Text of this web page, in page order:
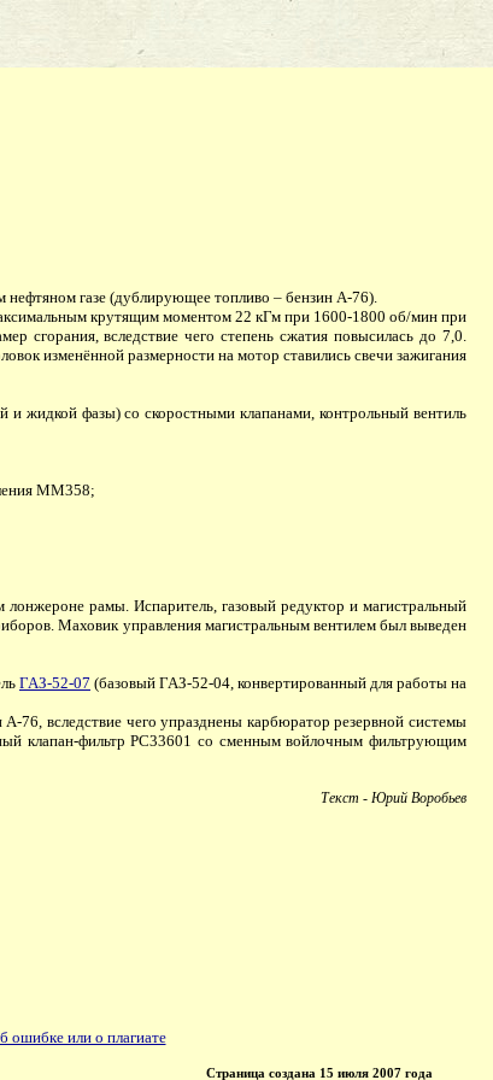
газе (дублирующее топливо – бензин А-76).
крутящим моментом 22 кГм при 1600-1800 об/мин при
сгорания, вследствие чего степень сжатия повысилась до 7,0.
изменённой размерности на мотор ставились свечи зажигания
жидкой фазы) со скоростными клапанами, контрольный вентиль
ММ358;
рамы. Испаритель, газовый редуктор и магистральный
Маховик управления магистральным вентилем был выведен
ГАЗ-52-07 (базовый ГАЗ-52-04, конвертированный для работы на
76, вследствие чего упразднены карбюратор резервной системы
клапан-фильтр РС33601 со сменным войлочным фильтрующим
Текст - Юрий Воробьев
ошибке или о плагиате
Страница создана 15 июля 2007 года